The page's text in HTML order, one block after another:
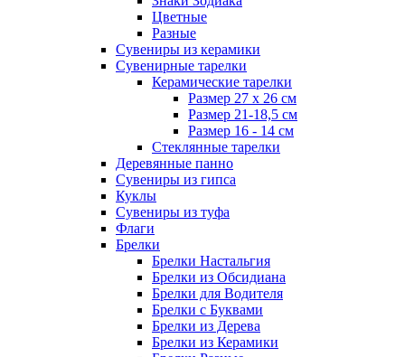
Цветные
Разные
Сувениры из керамики
Сувенирные тарелки
Керамические тарелки
Размер 27 х 26 см
Размер 21-18,5 см
Размер 16 - 14 см
Стеклянные тарелки
Деревянные панно
Сувениры из гипса
Куклы
Сувениры из туфа
Флаги
Брелки
Брелки Настальгия
Брелки из Обсидиана
Брелки для Водителя
Брелки с Буквами
Брелки из Дерева
Брелки из Керамики